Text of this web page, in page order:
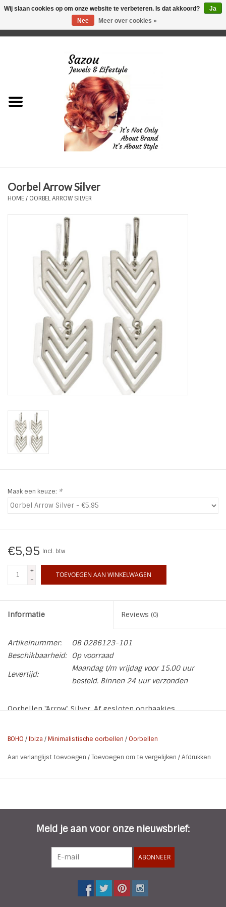
Just for Him
Plus Size Sieraden
Haaraccesoires
Zonnebrillen
ON THE BEACH
Ohlala Jewels
LIFESTYLE PRODUCTEN
SALE
Oorbel Arrow Silver
HOME/ OORBEL ARROW SILVER
Maak een keuze: *
€5,95 Incl. btw
+
-
TOEVOEGEN AAN WINKELWAGEN
Informatie Reviews (0)
Artikelnummer:
OB 0286123-101
Beschikbaarheid:
Op voorraad
Levertijd:
Maandag t/m vrijdag voor 15.00 uur
besteld. Binnen 24 uur verzonden
Oorbellen "Arrow" Silver. Af gesloten oorhaakjes
* Soort: Oorhnagers met Pijl
* Lengte: 5,5 cm
BOHO /Ibiza /Minimalistische oorbellen /Oorbellen
Aan verlanglijst toevoegen /Toevoegen om te vergelijken /Afdrukken
Meld je aan voor onze nieuwsbrief:
ABONNEER
Wij slaan cookies op om onze website te verbeteren. Is dat akkoord?
Ja
Nee
Meer over cookies »